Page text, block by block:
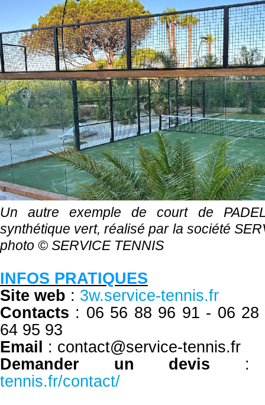
Un autre exemple de court de
synthétique vert, réalisé par la société
photo © SERVICE TENNIS
INFOS PRATIQUES
Site web : 3w.service-tennis.fr
Contacts : 06 56 88 96 91 - 06
64 95 93
Email : contact@service-tennis.fr
Demander un devis
tennis.fr/contact/